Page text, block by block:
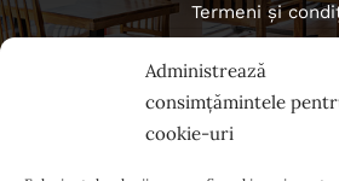
Administrează
consimțămintele
cookie-uri
Termeni și
Politica de
Regulament